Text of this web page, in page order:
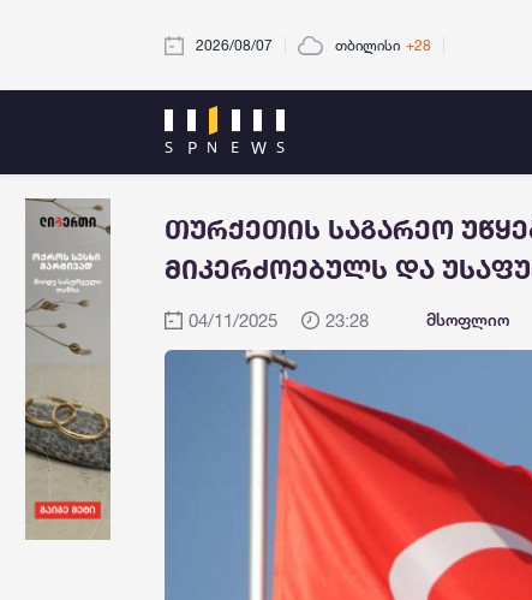
2026/08/07 თბილისი +28
თურქეთის საგარეო
მიკერძოებულს და
04/11/2025 23:28 მსოფლიო